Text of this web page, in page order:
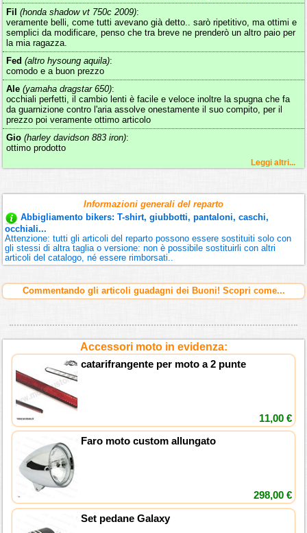
Fil (honda shadow vt 750c 2009):
veramente belli, come tutti avevano già detto.. sarò ripetitivo, ma ottimi e
semplici da modificare, penso che tra breve ne prenderò un altro paio per
la mia ragazza.
Fed (altro hysoung aquila):
comodo e a buon prezzo
Ale (yamaha dragstar 650):
occhiali perfetti, il cambio lenti è facile e veloce inoltre la spugna che fa
da guarnizione contro l'aria assolve onestamente il suo compito, per il
prezzo poi veramente ottimo articolo
Gio (harley davidson 883 iron):
ottimo prodotto
Leggi altri...
Informazioni generali del reparto
Abbigliamento bikers: T-shirt, giubbotti, pantaloni, caschi,
occhiali...
Attenzione: tutti gli articoli del reparto possono essere sostituiti solo con
gli stessi di altra taglia o versione: non è possibile sostituirli con altri
articoli del catalogo, né essere rimborsati..
Commentando gli articoli guadagni dei Buoni! Scopri come...
Accessori moto in evidenza:
catarifrangente per moto a 2 punte
11,00 €
Faro moto custom allungato
298,00 €
Set pedane Galaxy